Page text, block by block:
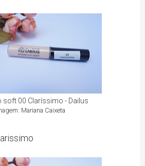
soft 00 Claríssimo - Dailus
Mariana Caixeta